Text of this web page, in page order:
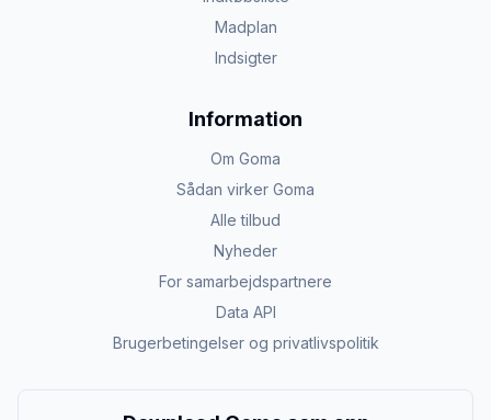
Madplan
Indsigter
Information
Om Goma
Sådan virker Goma
Alle tilbud
Nyheder
For samarbejdspartnere
Data API
Brugerbetingelser og privatlivspolitik